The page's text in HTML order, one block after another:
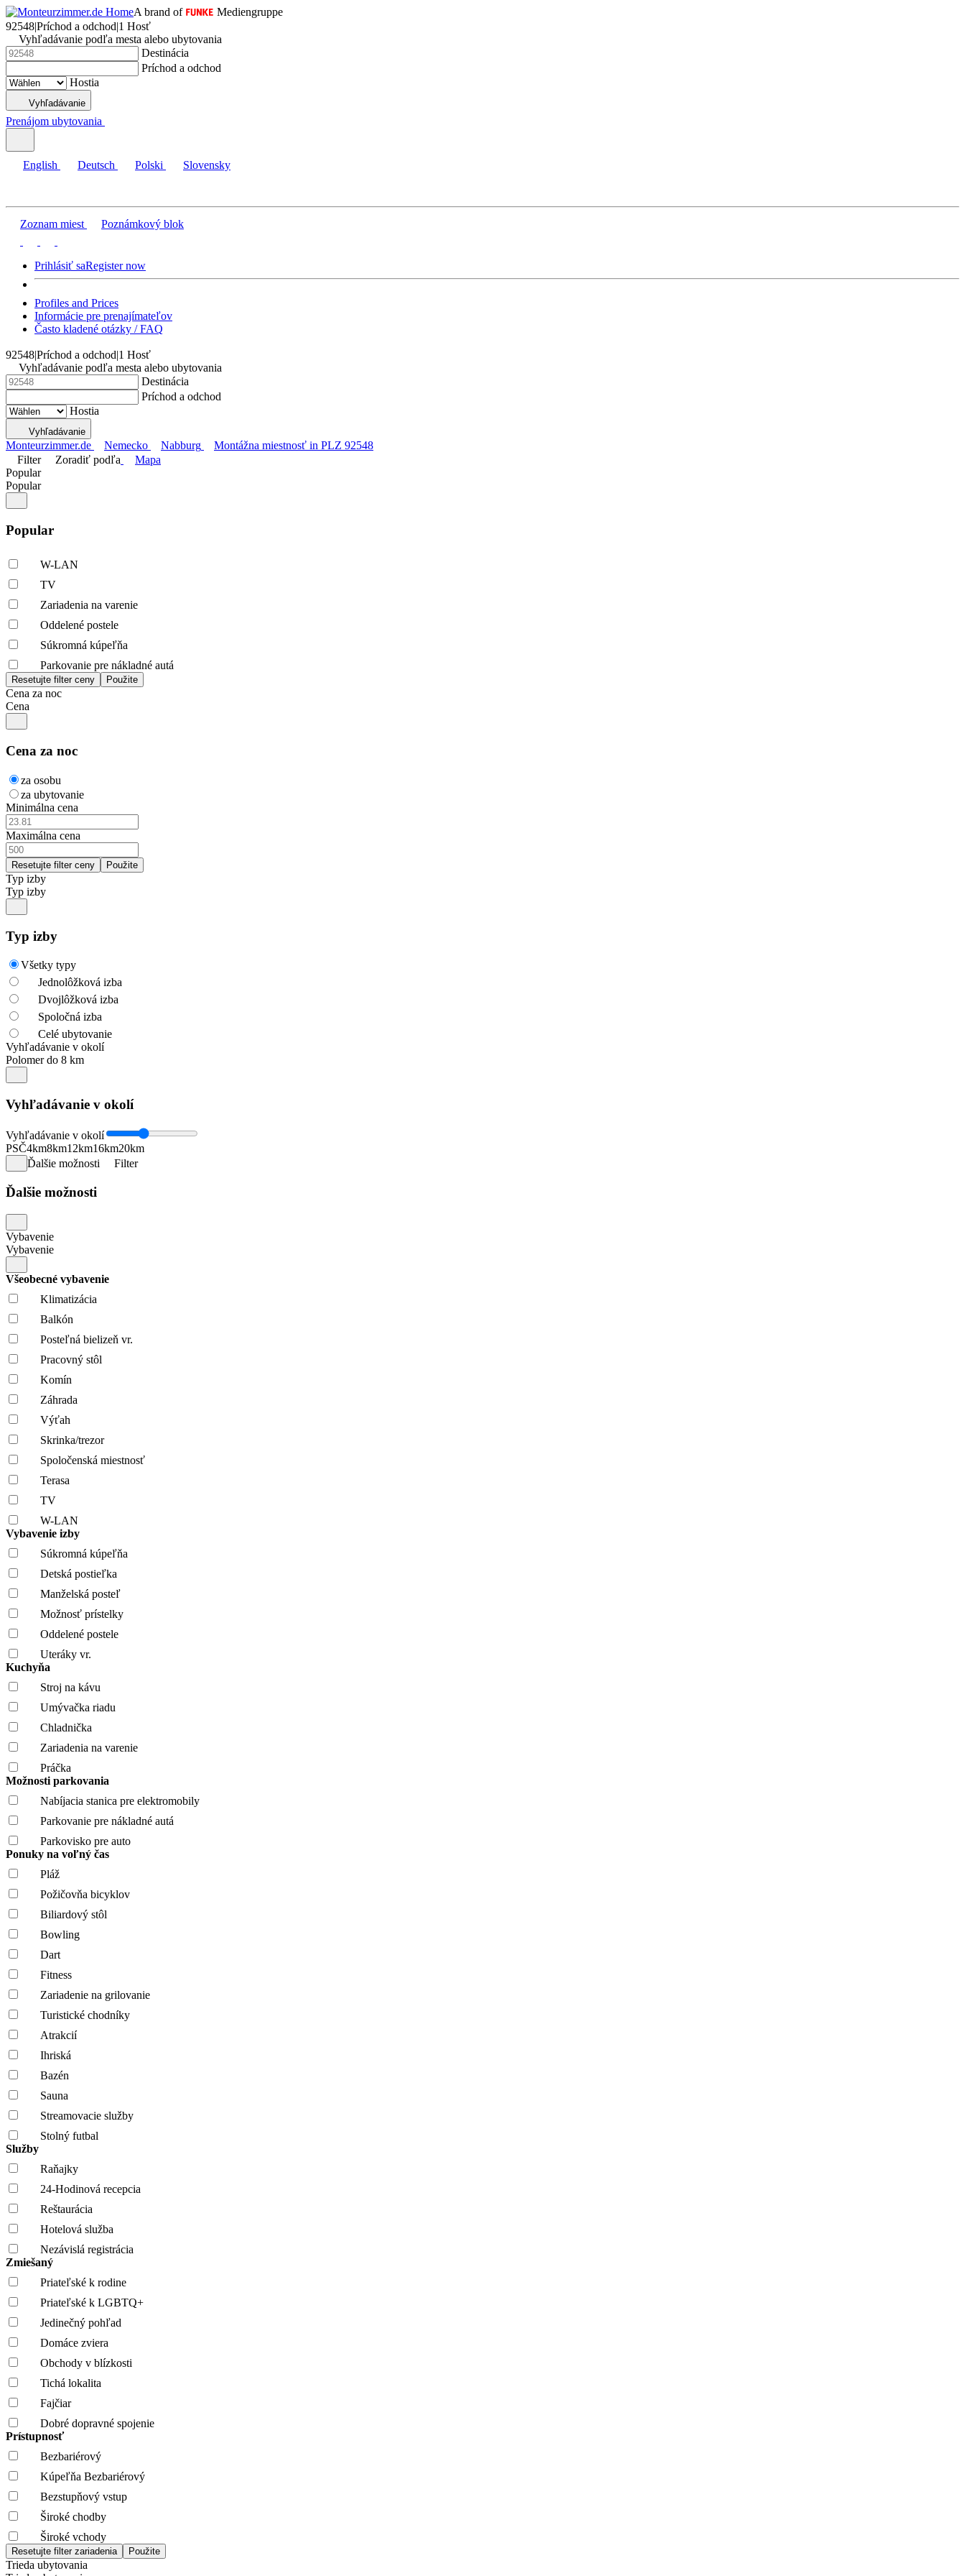
A brand of
Mediengruppe
92548|Príchod a odchod|1 Hosť
Vyhľadávanie podľa mesta alebo ubytovania
Destinácia
Príchod a odchod
Hostia
Vyhľadávanie
Prenájom ubytovania
English Deutsch Polski Slovensky
Zoznam miest Poznámkový blok
Prihlásiť saRegister now
Profiles and Prices
Informácie pre prenajímateľov
Často kladené otázky / FAQ
92548|Príchod a odchod|1 Hosť
Vyhľadávanie podľa mesta alebo ubytovania
Destinácia
Príchod a odchod
Hostia
Vyhľadávanie
Monteurzimmer.de Nemecko Nabburg
Montážna miestnosť in PLZ 92548
Filter
Zoradiť podľa
Mapa
Popular
Popular
Popular
W-LAN
TV
Zariadenia na varenie
Oddelené postele
Súkromná kúpeľňa
Parkovanie pre nákladné autá
Cena za noc
Cena
Cena za noc
za osobu
za ubytovanie
Minimálna cena
Maximálna cena
Typ izby
Typ izby
Typ izby
Všetky typy
Jednolôžková izba
Dvojlôžková izba
Spoločná izba
Celé ubytovanie
Vyhľadávanie v okolí
Polomer do 8 km
Vyhľadávanie v okolí
Vyhľadávanie v okolí
PSČ4km8km12km16km20km
Ďalšie možnosti
Filter
Ďalšie možnosti
Vybavenie
Vybavenie
Všeobecné vybavenie
Klimatizácia
Balkón
Posteľná bielizeň vr.
Pracovný stôl
Komín
Záhrada
Výťah
Skrinka/trezor
Spoločenská miestnosť
Terasa
TV
W-LAN
Vybavenie izby
Súkromná kúpeľňa
Detská postieľka
Manželská posteľ
Možnosť prístelky
Oddelené postele
Uteráky vr.
Kuchyňa
Stroj na kávu
Umývačka riadu
Chladnička
Zariadenia na varenie
Práčka
Možnosti parkovania
Nabíjacia stanica pre elektromobily
Parkovanie pre nákladné autá
Parkovisko pre auto
Ponuky na voľný čas
Pláž
Požičovňa bicyklov
Biliardový stôl
Bowling
Dart
Fitness
Zariadenie na grilovanie
Turistické chodníky
Atrakcií
Ihriská
Bazén
Sauna
Streamovacie služby
Stolný futbal
Služby
Raňajky
24-Hodinová recepcia
Reštaurácia
Hotelová služba
Nezávislá registrácia
Zmiešaný
Priateľské k rodine
Priateľské k LGBTQ+
Jedinečný pohľad
Domáce zviera
Obchody v blízkosti
Tichá lokalita
Fajčiar
Dobré dopravné spojenie
Prístupnosť
Bezbariérový
Kúpeľňa Bezbariérový
Bezstupňový vstup
Široké chodby
Široké vchody
Trieda ubytovania